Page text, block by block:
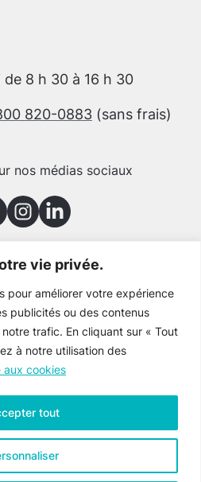
vie privée.
pour améliorer votre expérience
publicités ou des contenus
trafic. En cliquant sur « Tout
à notre utilisation des
aux cookies
tout
8 h 30 à 16 h 30
820-0883 (sans frais)
nos médias sociaux
partenaires